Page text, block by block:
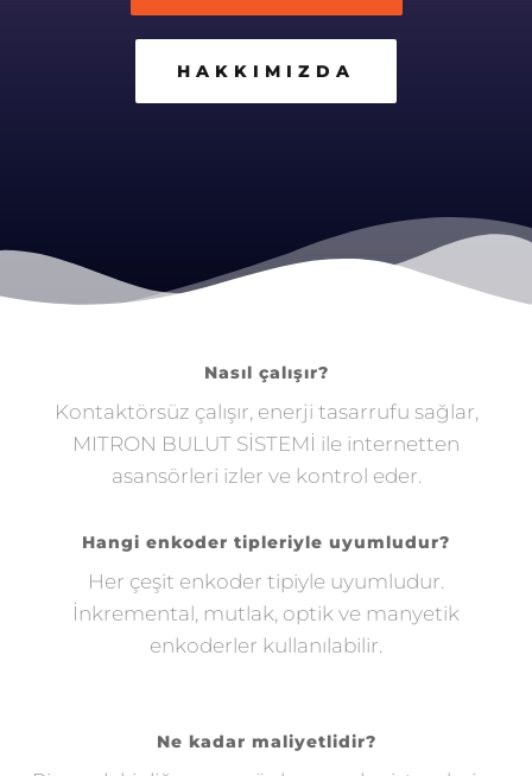
HAKKIMIZDA
Nasıl çalışır?
Kontaktörsüz çalışır, enerji tasarrufu sağlar,
MITRON BULUT SİSTEMİ ile internetten
asansörleri izler ve kontrol eder.
Hangi enkoder tipleriyle uyumludur?
Her çeşit enkoder tipiyle uyumludur.
İnkremental, mutlak, optik ve manyetik
enkoderler kullanılabilir.
Ne kadar maliyetlidir?